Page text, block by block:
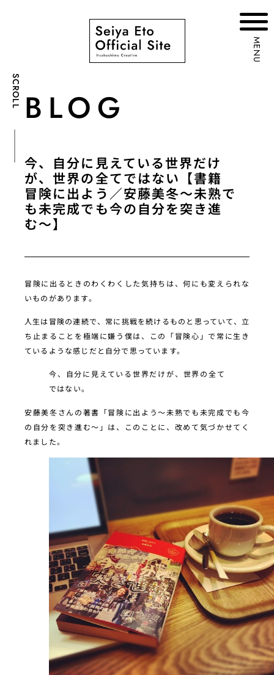
SCROLL
MENU
BLOG
今、自分に見えている世界だけ
が、世界の全てではない【書籍
冒険に出よう／安藤美冬〜未熟で
も未完成でも今の自分を突き進
む〜】
冒険に出るときのわくわくした気持ちは、何にも変えられな
いものがあります。
人生は冒険の連続で、常に挑戦を続けるものと思っていて、立
ち止まることを極端に嫌う僕は、この「冒険心」で常に生き
ているような感じだと自分で思っています。
今、自分に見えている世界だけが、世界の全て
ではない。
安藤美冬さんの著書「冒険に出よう〜未熟でも未完成でも今
の自分を突き進む〜」は、このことに、改めて気づかせてく
れました。